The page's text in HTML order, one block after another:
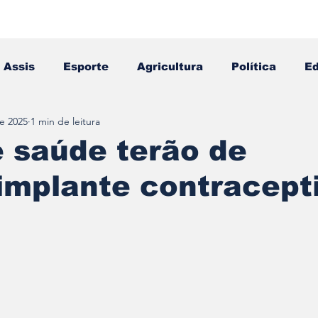
Assis Esporte Agricultura Política
Editais
saúde terão de
2025 1 min de leitura